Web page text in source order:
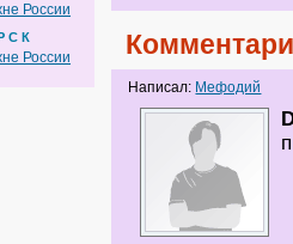
России
С К
России
Написал: Мефодий